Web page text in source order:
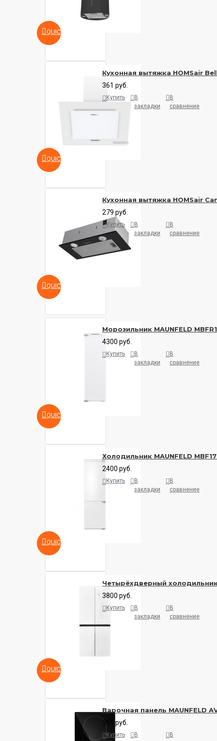
QUICKVIEW
QUICKVIEW
Кухонная вытяжка HOMSair
361 руб.
Купить
В
закладки
В
сравнение
QUICKVIEW
Кухонная вытяжка HOMSair
279 руб.
Купить
В
закладки
В
сравнение
QUICKVIEW
Морозильник MAUNFELD
4300 руб.
Купить
В
закладки
В
сравнение
QUICKVIEW
Холодильник MAUNFELD
2400 руб.
Купить
В
закладки
В
сравнение
QUICKVIEW
Четырёхдверный холодильник
3800 руб.
Купить
В
закладки
В
сравнение
Варочная панель MAUNFELD
361 руб.
Купить
В
В